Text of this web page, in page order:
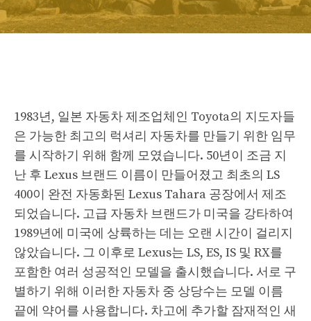
1983년, 일본 자동차 제조업체인 Toyota의 지도자들
은 가능한 최고의 럭셔리 자동차를 만들기 위한 임무
를 시작하기 위해 함께 모였습니다. 50년이 조금 지
난 후 Lexus 브랜드 이름이 만들어졌고 최초의 LS
400이 완전 자동화된 Lexus Tahara 공장에서 제조
되었습니다. 고급 자동차 브랜드가 미국을 강타하여
1989년에 미국에 상륙하는 데는 오랜 시간이 걸리지
않았습니다. 그 이후로 Lexus는 LS, ES, IS 및 RX를
포함한 여러 성공적인 모델을 출시했습니다. 서로 구
별하기 위해 이러한 자동차 중 상당수는 모델 이름
끝에 약어를 사용합니다. 차고에 추가할 잠재적인 새